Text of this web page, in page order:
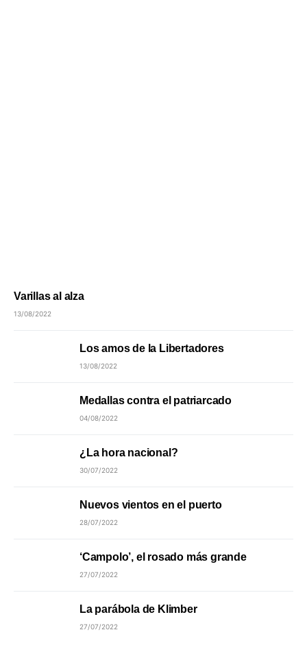
Varillas al alza
13/08/2022
Los amos de la Libertadores
13/08/2022
Medallas contra el patriarcado
04/08/2022
¿La hora nacional?
30/07/2022
Nuevos vientos en el puerto
28/07/2022
‘Campolo’, el rosado más grande
27/07/2022
La parábola de Klimber
27/07/2022